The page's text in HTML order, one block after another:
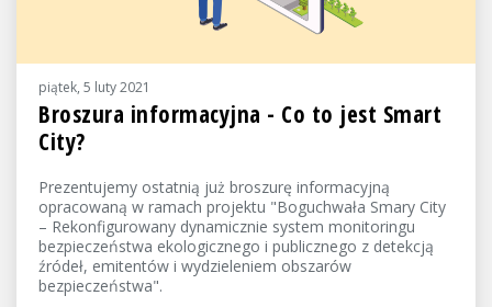
piątek, 5 luty 2021
Broszura informacyjna - Co to jest Smart
City?
Prezentujemy ostatnią już broszurę informacyjną
opracowaną w ramach projektu "Boguchwała Smary City
– Rekonfigurowany dynamicznie system monitoringu
bezpieczeństwa ekologicznego i publicznego z detekcją
źródeł, emitentów i wydzieleniem obszarów
bezpieczeństwa".